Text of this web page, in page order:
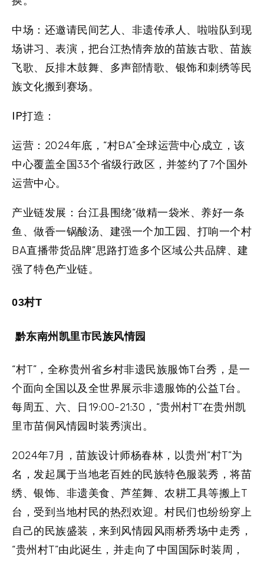
中场： 还邀请民间艺人、非遗传承人、啦啦队到现
场讲习、表演，把台江热情奔放的苗族古歌、苗族
飞歌、反排木鼓舞、多声部情歌、银饰和刺绣等民
族文化搬到赛场。
IP打造：
运营： 2024年底，“村BA”全球运营中心成立，该
中心覆盖全国33个省级行政区，并签约了7个国外
运营中心。
产业链发展： 台江县围绕“做精一袋米、养好一条
鱼、做香一锅酸汤、建强一个加工园、打响一个村
BA直播带货品牌”思路打造多个区域公共品牌、建
强了特色产业链。
03村T
黔东南州凯里市民族风情园
“村T”，全称贵州省乡村非遗民族服饰T台秀，是一
个面向全国以及全世界展示非遗服饰的公益T台。
每周五、六、日19:00-21:30，“贵州村T”在贵州凯
里市苗侗风情园时装秀演出。
2024年7月，苗族设计师杨春林，以贵州“村T”为
名，发起属于当地老百姓的民族特色服装秀，将苗
绣、银饰、非遗美食、芦笙舞、农耕工具等搬上T
台，受到当地村民的热烈欢迎。村民们也纷纷穿上
自己的民族盛装，来到风情园风雨桥秀场中走秀，
“贵州村T”由此诞生，并走向了中国国际时装周，